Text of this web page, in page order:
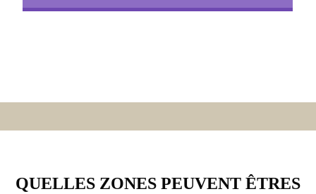
QUELLES ZONES PEUVENT ÊTRES